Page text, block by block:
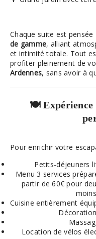
Chaque suite est
de gamme, alliant
et intimité totale. Tout
profiter pleinement de
Ardennes, sans avoir à
🍽️ Expérience
Pour enrichir votre
Petits-déjeuners
Menu 3 services
partir de 60€ pour
Cuisine entièrement
Location de vélos